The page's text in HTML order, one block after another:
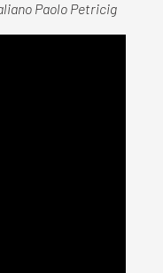
Paolo Petricig